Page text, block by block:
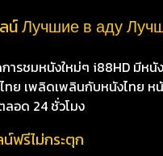
น์ Лучшие в аду
ารชมหนังใหม่ๆ i88HD มีหนั
ทย เพลิดเพลินกับหนังไทย ห
อด 24 ชั่วโมง
ฟรีไม่กระตุก